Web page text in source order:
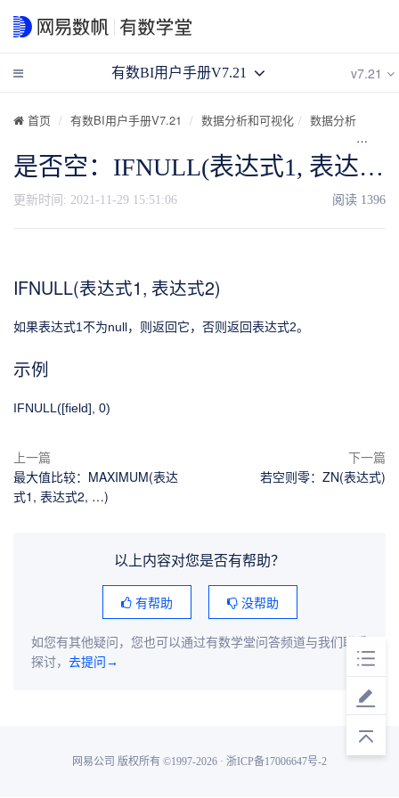
首页 有数BI用户手册V7.21 数据分析和可视化 数据分析
是否空：IFNULL(表达式1, 表达式2)
更新时间: 2021-11-29 15:51:06 阅读 1396
IFNULL(表达式1, 表达式2)
如果表达式1不为null，则返回它，否则返回表达式2。
示例
IFNULL([field], 0)
上一篇
最大值比较：MAXIMUM(表达
式1, 表达式2, …)
下一篇
若空则零：ZN(表达式)
以上内容对您是否有帮助？
有帮助 没帮助
如您有其他疑问，您也可以通过有数学堂问答频道与我们联系
探讨， 去提问→
有数BI用户手册V7.21 v7.21
网易公司 版权所有 ©1997-2026 · 浙ICP备17006647号-2